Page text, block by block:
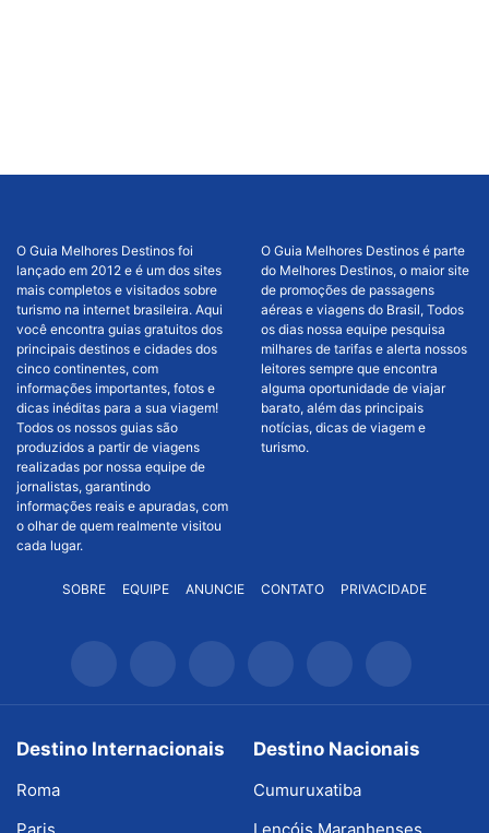
O Guia Melhores Destinos foi
lançado em 2012 e é um dos sites
mais completos e visitados sobre
turismo na internet brasileira. Aqui
você encontra guias gratuitos dos
principais destinos e cidades dos
cinco continentes, com
informações importantes, fotos e
dicas inéditas para a sua viagem!
Todos os nossos guias são
produzidos a partir de viagens
realizadas por nossa equipe de
jornalistas, garantindo
informações reais e apuradas, com
o olhar de quem realmente visitou
cada lugar.
O Guia Melhores Destinos é parte
do Melhores Destinos, o maior site
de promoções de passagens
aéreas e viagens do Brasil, Todos
os dias nossa equipe pesquisa
milhares de tarifas e alerta nossos
leitores sempre que encontra
alguma oportunidade de viajar
barato, além das principais
notícias, dicas de viagem e
turismo.
SOBRE EQUIPE ANUNCIE CONTATO PRIVACIDADE
Destino Internacionais
Roma
Destino Nacionais
Cumuruxatiba